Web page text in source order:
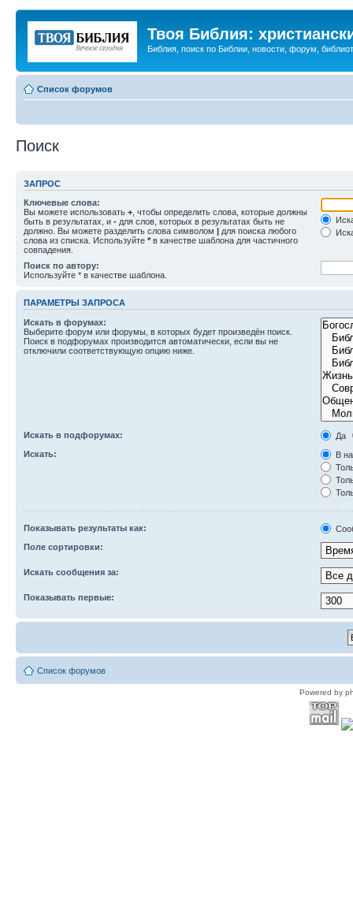
Твоя Библия:
Библия, поиск по Библии, новости, форум,
Список форумов
Поиск
ЗАПРОС
Ключевые слова:
Вы можете использовать + , чтобы определить слова, которые должны
быть в результатах, и - для слов, которых в результатах быть не
должно. Вы можете разделить слова символом | для поиска любого
слова из списка. Используйте * в качестве шаблона для частичного
совпадения.
Поиск по автору:
Используйте * в качестве шаблона.
ПАРАМЕТРЫ ЗАПРОСА
Искать в форумах:
Выберите форум или форумы, в которых будет произведён поиск.
Поиск в подфорумах производится автоматически, если вы не
отключили соответствующую опцию ниже.
Искать в подфорумах:
Да
Искать:
В
Показывать результаты как:
Поле сортировки:
Искать сообщения за:
Показывать первые:
Список форумов
Powered by